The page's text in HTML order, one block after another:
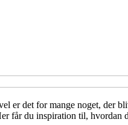
er det for mange noget, der
får du inspiration til, hvordan